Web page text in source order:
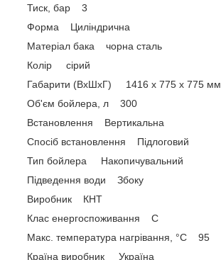
Тиск, бар 3
Форма Циліндрична
Матеріал бака чорна сталь
Колір сірий
Габарити (ВхШхГ) 1416 x 775 x 775 мм
Об'єм бойлера, л 300
Встановлення Вертикальна
Спосіб встановлення Підлоговий
Тип бойлера Накопичувальний
Підведення води Збоку
Виробник КНТ
Клас енергоспоживання С
Макс. температура нагрівання, °C 95
Країна виробник Україна